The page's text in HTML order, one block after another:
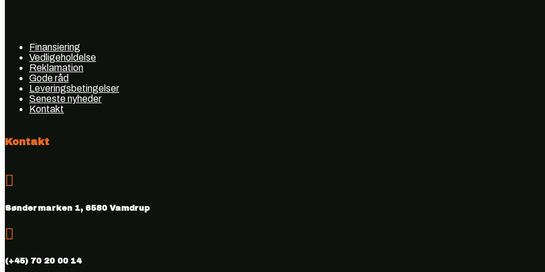
Finansiering
Vedligeholdelse
Reklamation
Gode råd
Leveringsbetingelser
Seneste nyheder
Kontakt
Kontakt

Søndermarken 1, 6580 Vamdrup

(+45) 70 20 00 14